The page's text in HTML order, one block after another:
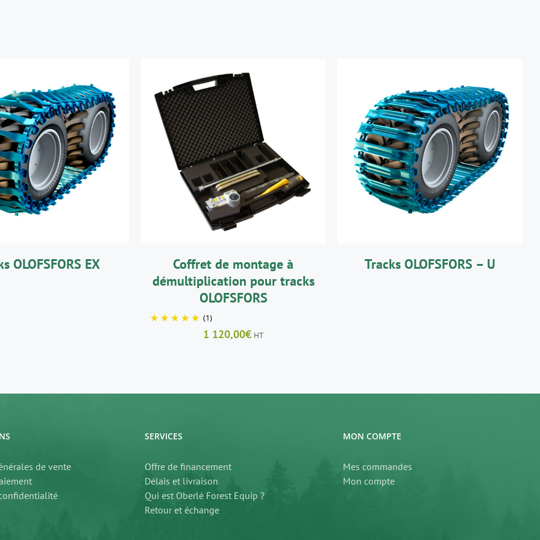
DÉTAILS
OLOFSFORS EX
AJOUTER AU PANIER
DÉTAILS
Coffret de montage à
démultiplication pour tracks
OLOFSFORS
(1)
1 120,00€ HT
DÉTAILS
Tracks OLOFSFORS – U
de vente
SERVICES
Offre de financement
Délais et livraison
Qui est Oberlé Forest Equip ?
Retour et échange
MON COMPTE
Mes commandes
Mon compte